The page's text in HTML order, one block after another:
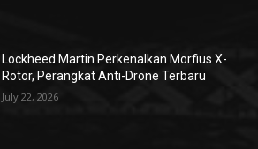
Lockheed Martin Perkenalkan Morfius X-
Rotor, Perangkat Anti-Drone Terbaru
July 22, 2026